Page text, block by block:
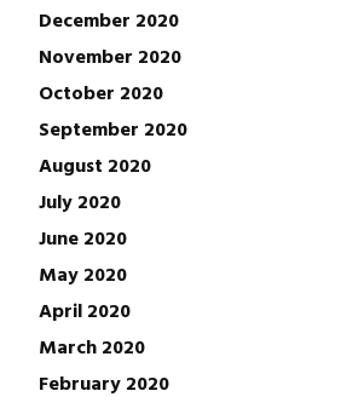
December 2020
November 2020
October 2020
September 2020
August 2020
July 2020
June 2020
May 2020
April 2020
March 2020
February 2020